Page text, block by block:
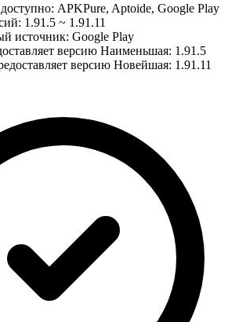
APKPure, Aptoide, Google Play
1.91.5 ~ 1.91.11
источник: Google Play
версию Наименьшая: 1.91.5
версию Новейшая: 1.91.11